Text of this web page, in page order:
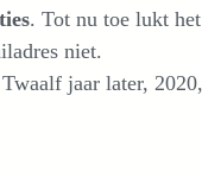
. Tot nu toe lukt
niet.
jaar later,